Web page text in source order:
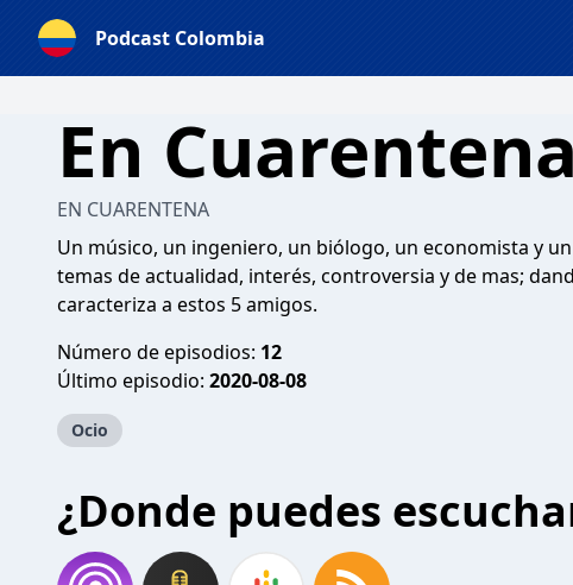
Podcast Colombia
En
EN CUARENTENA
Un músico, un ingeniero, un biólogo, un economista y
temas de actualidad, interés, controversia y de mas;
caracteriza a estos 5 amigos.
Número de episodios: 12
Último episodio: 2020-08-08
Ocio
¿Donde puedes